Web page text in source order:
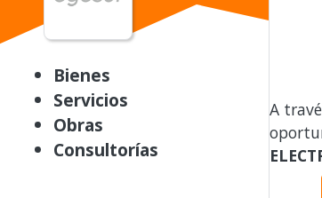
Bienes
Servicios
Obras
Consultorías
A